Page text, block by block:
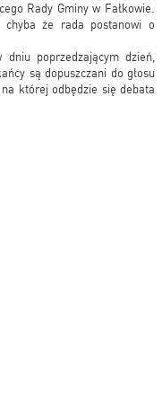
Rady Gminy w Fałkowie.
chyba że rada postanowi o
poprzedzającym dzień,
są dopuszczani do głosu
której odbędzie się debata